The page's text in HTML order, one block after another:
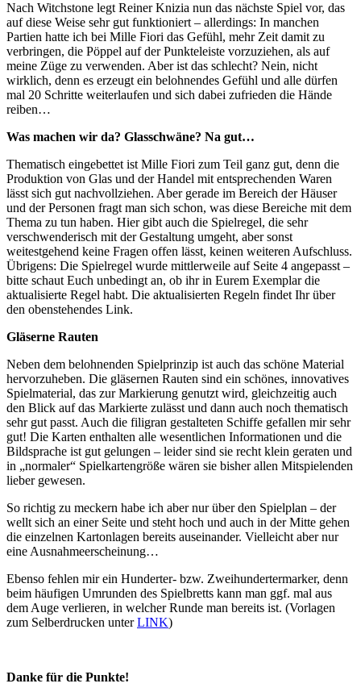
Nach Witchstone legt Reiner Knizia nun das nächste Spiel vor, das
auf diese Weise sehr gut funktioniert – allerdings: In manchen
Partien hatte ich bei Mille Fiori das Gefühl, mehr Zeit damit zu
verbringen, die Pöppel auf der Punkteleiste vorzuziehen, als auf
meine Züge zu verwenden. Aber ist das schlecht? Nein, nicht
wirklich, denn es erzeugt ein belohnendes Gefühl und alle dürfen
mal 20 Schritte weiterlaufen und sich dabei zufrieden die Hände
reiben…
Was machen wir da? Glasschwäne? Na gut…
Thematisch eingebettet ist Mille Fiori zum Teil ganz gut, denn die
Produktion von Glas und der Handel mit entsprechenden Waren
lässt sich gut nachvollziehen. Aber gerade im Bereich der Häuser
und der Personen fragt man sich schon, was diese Bereiche mit dem
Thema zu tun haben. Hier gibt auch die Spielregel, die sehr
verschwenderisch mit der Gestaltung umgeht, aber sonst
weitestgehend keine Fragen offen lässt, keinen weiteren Aufschluss.
Übrigens: Die Spielregel wurde mittlerweile auf Seite 4 angepasst –
bitte schaut Euch unbedingt an, ob ihr in Eurem Exemplar die
aktualisierte Regel habt. Die aktualisierten Regeln findet Ihr über
den obenstehendes Link.
Gläserne Rauten
Neben dem belohnenden Spielprinzip ist auch das schöne Material
hervorzuheben. Die gläsernen Rauten sind ein schönes, innovatives
Spielmaterial, das zur Markierung genutzt wird, gleichzeitig auch
den Blick auf das Markierte zulässt und dann auch noch thematisch
sehr gut passt. Auch die filigran gestalteten Schiffe gefallen mir sehr
gut! Die Karten enthalten alle wesentlichen Informationen und die
Bildsprache ist gut gelungen – leider sind sie recht klein geraten und
in „normaler“ Spielkartengröße wären sie bisher allen Mitspielenden
lieber gewesen.
So richtig zu meckern habe ich aber nur über den Spielplan – der
wellt sich an einer Seite und steht hoch und auch in der Mitte gehen
die einzelnen Kartonlagen bereits auseinander. Vielleicht aber nur
eine Ausnahmeerscheinung…
Ebenso fehlen mir ein Hunderter- bzw. Zweihundertermarker, denn
beim häufigen Umrunden des Spielbretts kann man ggf. mal aus
dem Auge verlieren, in welcher Runde man bereits ist. (Vorlagen
zum Selberdrucken unterLINK)
Danke für die Punkte!